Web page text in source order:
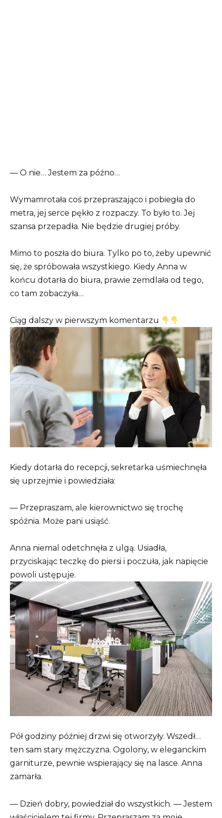
— O nie… Jestem za późno…
Wymamrotała coś przepraszająco i pobiegła do
metra, jej serce pękło z rozpaczy. To było to. Jej
szansa przepadła. Nie będzie drugiej próby.
Mimo to poszła do biura. Tylko po to, żeby upewnić
się, że spróbowała wszystkiego. Kiedy Anna w
końcu dotarła do biura, prawie zemdlała od tego,
co tam zobaczyła…
Ciąg dalszy w pierwszym komentarzu
Kiedy dotarła do recepcji, sekretarka uśmiechnęła
się uprzejmie i powiedziała:
— Przepraszam, ale kierownictwo się trochę
spóźnia. Może pani usiąść.
Anna niemal odetchnęła z ulgą. Usiadła,
przyciskając teczkę do piersi i poczuła, jak napięcie
powoli ustępuje.
Pół godziny później drzwi się otworzyły. Wszedł…
ten sam stary mężczyzna. Ogolony, w eleganckim
garniturze, pewnie wspierający się na lasce. Anna
zamarła.
— Dzień dobry, powiedział do wszystkich. — Jestem